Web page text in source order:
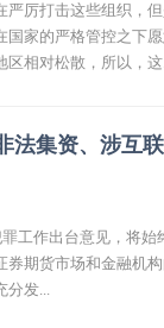
厉打击这些组织，
家的严格管控之下
区相对松散，所以，这
法集资、涉互
工作出台意见，将
期货市场和金融机
分发...